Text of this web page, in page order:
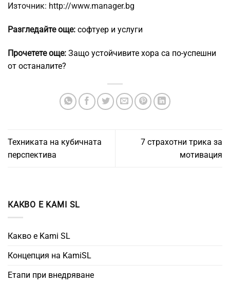
Източник: http://www.manager.bg
Разгледайте още: софтуер и услуги
Прочетете още: Защо устойчивите хора са по-успешни
от останалите?
Техниката на кубичната
перспектива
7 страхотни трика за
мотивация
КАКВО Е KAMI SL
Какво е Kami SL
Концепция на KamiSL
Етапи при внедряване